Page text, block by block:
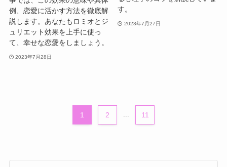
例、恋愛に活かす方法を徹底解
説します。あなたもロミオとジ
ュリエット効果を上手に使っ
て、幸せな恋愛をしましょう。
2023年7月28日
す。
2023年7月27日
1 2 11